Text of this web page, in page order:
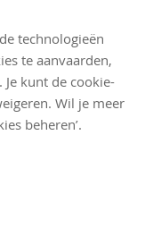
technologieën
te aanvaarden,
kunt de cookie-
Wil je meer
beheren’.